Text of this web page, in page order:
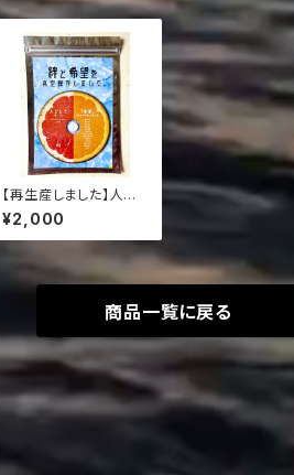
【再生産しました】人とし
て（絆ver.）/ 「希望」-愉
快な仲間と贈る歌-
¥2,000
商品一覧に戻る